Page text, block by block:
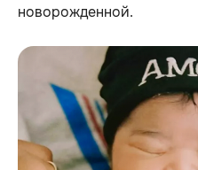
новорожденной.